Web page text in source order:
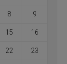
8 9
15 16
22 23